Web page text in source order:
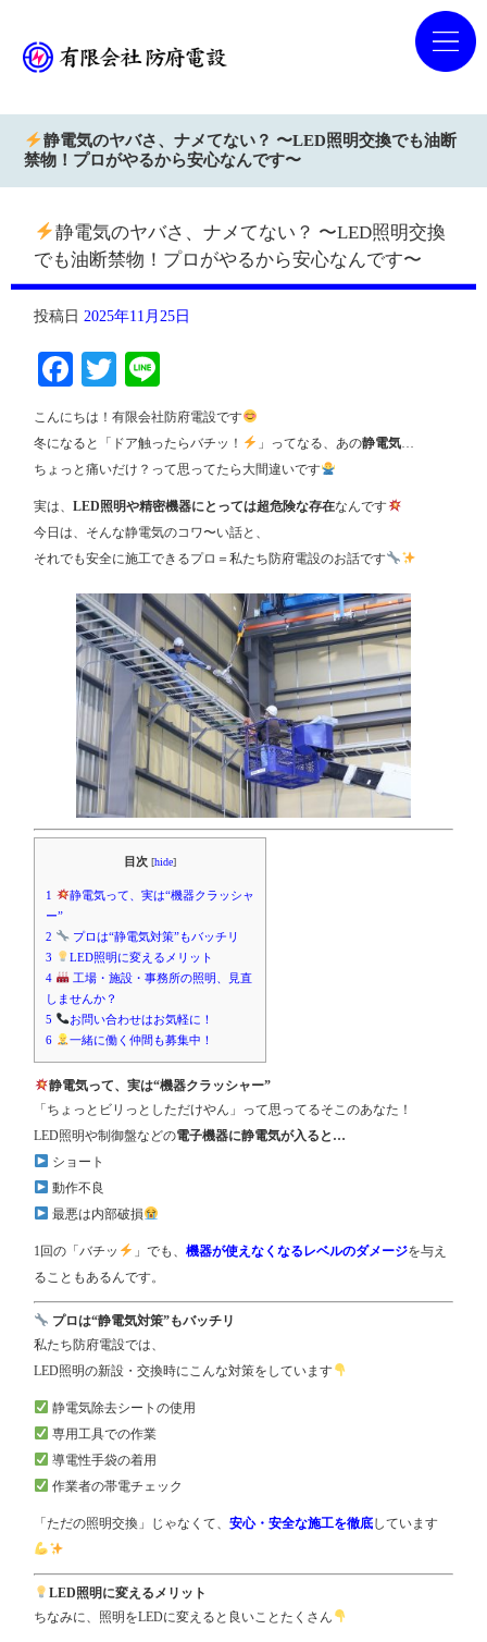
静電気のヤバさ、ナメてない？ 〜LED照明交換でも油断
禁物！プロがやるから安心なんです〜
静電気のヤバさ、ナメてない？ 〜LED照明交換
でも油断禁物！プロがやるから安心なんです〜
投稿日 2025年11月25日
Facebook
Twitter
こんにちは！有限会社防府電設です
冬になると「ドア触ったらバチッ！
」ってなる、あの静電気…
ちょっと痛いだけ？って思ってたら大間違いです
実は、LED照明や精密機器にとっては超危険な存在なんです
今日は、そんな静電気のコワ〜い話と、
それでも安全に施工できるプロ＝私たち防府電設のお話です
目次 [hide]
1
静電気って、実は“機器クラッシャ
ー”
2
プロは“静電気対策”もバッチリ
3
LED照明に変えるメリット
4
工場・施設・事務所の照明、見直
しませんか？
5
お問い合わせはお気軽に！
6
一緒に働く仲間も募集中！
静電気って、実は“機器クラッシャー”
「ちょっとビリっとしただけやん」って思ってるそこのあなた！
LED照明や制御盤などの電子機器に静電気が入ると…
ショート
動作不良
最悪は内部破損
1回の「バチッ 」でも、機器が使えなくなるレベルのダメージを与え
ることもあるんです。
プロは“静電気対策”もバッチリ
私たち防府電設では、
LED照明の新設・交換時にこんな対策をしています
静電気除去シートの使用
専用工具での作業
導電性手袋の着用
作業者の帯電チェック
「ただの照明交換」じゃなくて、安心・安全な施工を徹底しています
LED照明に変えるメリット
ちなみに、照明をLEDに変えると良いことたくさん